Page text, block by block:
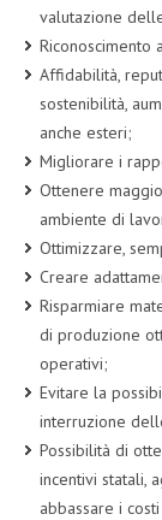
valutazione
Affidabilità,
sostenibilità,
anche esteri;
Migliorare i
Ottenere
ambiente di
Ottimizzare,
Creare
Risparmiare
di produzione
operativi;
Evitare la
interruzione
Possibilità di
incentivi statali,
abbassare i